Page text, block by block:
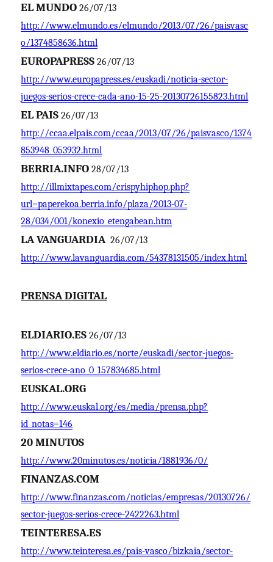
EL MUNDO 26/07/13
http://www.elmundo.es/elmundo/2013/07/26/paisvasc
o/1374858636.html
EUROPAPRESS26/07/13
http://www.europapress.es/euskadi/noticia-sector-
juegos-serios-crece-cada-ano-15-25-20130726155823.html
EL PAIS26/07/13
http://ccaa.elpais.com/ccaa/2013/07/26/paisvasco/1374
853948_053932.html
BERRIA.INFO 28/07/13
http://illmixtapes.com/crispyhiphop.php?
url=paperekoa.berria.info/plaza/2013-07-
28/034/001/konexio_etengabean.htm
LA VANGUARDIA 26/07/13
http://www.lavanguardia.com/54378131505/index.html
PRENSA DIGITAL
ELDIARIO.ES 26/07/13
http://www.eldiario.es/norte/euskadi/sector-juegos-
serios-crece-ano_0_157834685.html
EUSKAL.ORG
http://www.euskal.org/es/media/prensa.php?
id_notas=146
20 MINUTOS
http://www.20minutos.es/noticia/1881936/0/
FINANZAS.COM
http://www.finanzas.com/noticias/empresas/20130726/
sector-juegos-serios-crece-2422263.html
TEINTERESA.ES
http://www.teinteresa.es/pais-vasco/bizkaia/sector-